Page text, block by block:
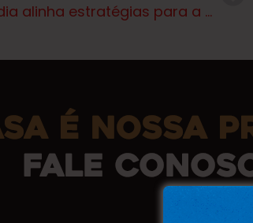
Brasilândia alinha estratégias para a proteção de crianças e adolescentes no feriado de Carnaval